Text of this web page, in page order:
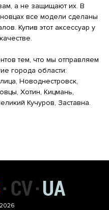
а не защищают их. В
все модели сделаны
Купив этот аксессуар у
тем, что мы отправляем
города области:
Новоднестровск,
Хотин, Кицмань,
Кучуров, Заставна.